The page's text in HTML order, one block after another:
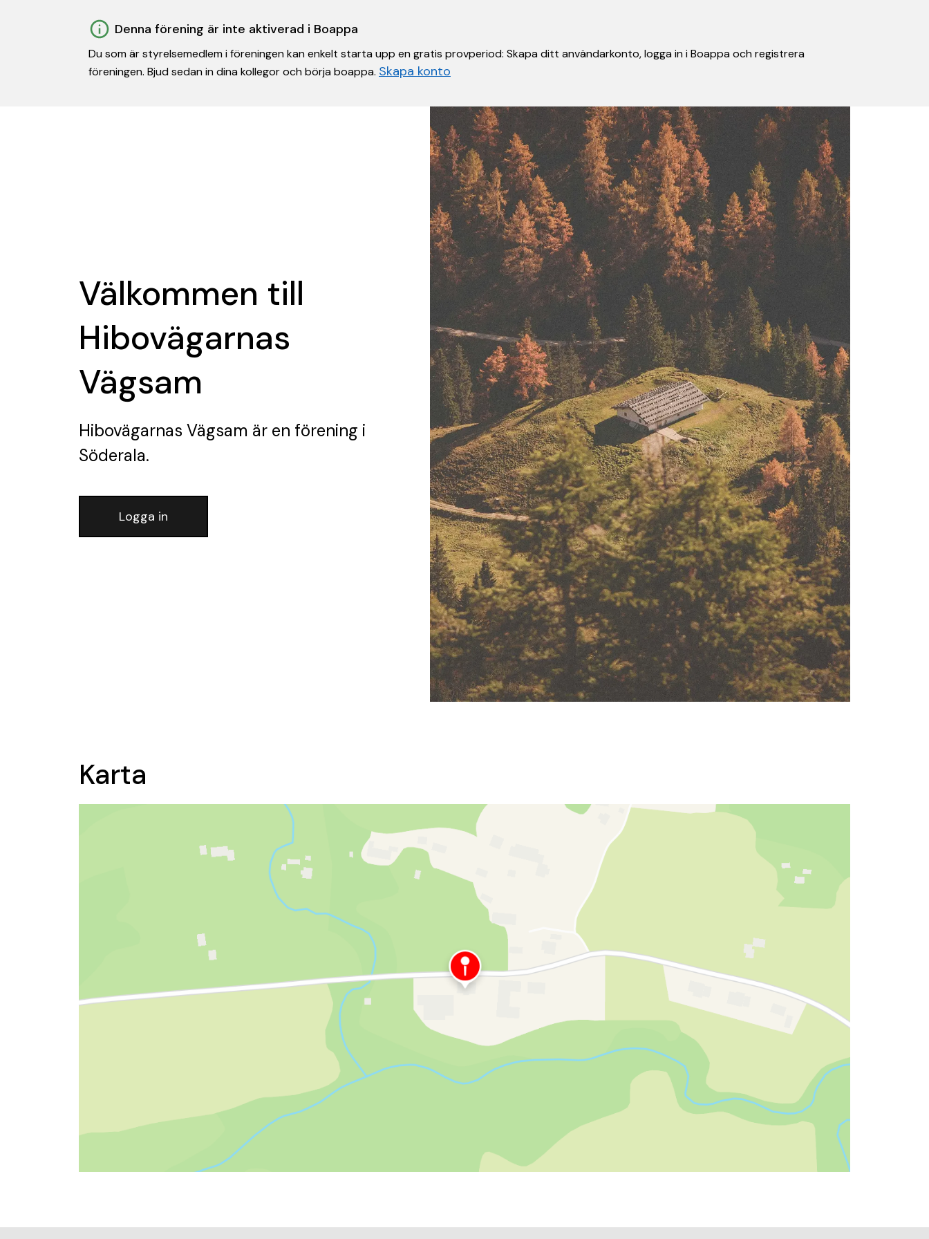
Denna förening är inte aktiverad i Boappa
Du som är styrelsemedlem i föreningen kan enkelt starta upp en gratis provperiod: Skapa ditt användarkonto, logga in i Boappa och registrera
föreningen. Bjud sedan in dina kollegor och börja boappa. Skapa konto
Välkommen till
Hibovägarnas
Vägsam
Hibovägarnas Vägsam är en förening i
Söderala.
Logga in
Karta